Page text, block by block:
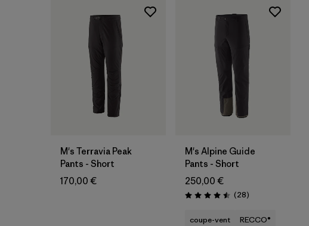
M's Terravia Peak
Pants - Short
170,00 €
M's Alpine Guide
Pants - Short
250,00 €
Évaluation: 4.5 / 5
(28Avis
)
coupe-vent RECCO®